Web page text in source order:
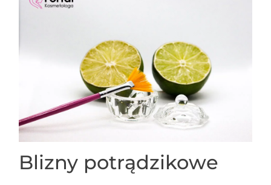
Blizny potrądzikowe